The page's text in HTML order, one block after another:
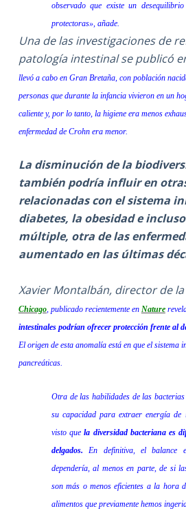
observado que existe un
protectoras», añade.
Una de las investigaciones de
patología intestinal se publicó
llevó a cabo en Gran Bretaña, con población
personas que durante la infancia vivieron en un
caliente y, por lo tanto, la higiene era menos
enfermedad de Crohn era menor.
La disminución de la
también podría influir en
relacionadas con el sistema
diabetes, la obesidad e
múltiple, otra de las
aumentado en las últimas
Xavier Montalbán, director de la
Chicago, publicado recientemente en Nature
intestinales podrían ofrecer protección frente al
El origen de esta anomalía está en que el sistema
pancreáticas.
Otra de las habilidades de las
su capacidad para extraer energía de
visto quela diversidad bacteriana es
delgados. En definitiva, el balance
dependería, al menos en parte, de si
son más o menos eficientes a la hora
alimentos que previamente hemos